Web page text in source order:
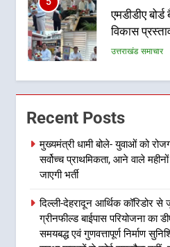
एमडीडीए
विकास
देहरादून-मसूरी
उत्तराखंड समाचार
6
मुख्यमंत्री
दिशा-निर्देशों
योजना
समीक्षा
7
ने हरिद्वार से
उत्तराखंड समाचार
8
Recent Posts
मुख्यमंत्री धामी बोले- युवाओं को
सर्वोच्च प्राथमिकता, आने वाले
जाएगी भर्ती
दिल्ली-देहरादून आर्थिक कॉरिडोर से
ग्रीनफील्ड बाईपास परियोजना का
समयबद्ध एवं गुणवत्तापूर्ण निर्माण